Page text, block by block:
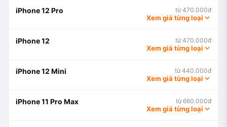
iPhone 12 Pro từ 470.000đ
Xem giá từng loại
iPhone 12 từ 470.000đ
Xem giá từng loại
iPhone 12 Mini từ 440.000đ
Xem giá từng loại
iPhone 11 Pro Max từ 660.000đ
Xem giá từng loại